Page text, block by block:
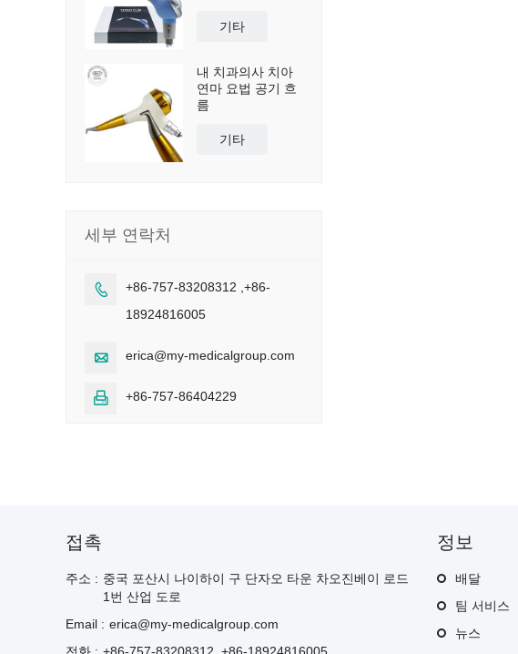
기타
내 치과의사 치아
연마 요법 공기 흐
름
기타
세부 연락처

+86-757-83208312 ,+86-
18924816005
 erica@my-medicalgroup.com
 +86-757-86404229
접촉
주소 : 중국 포산시 나이하이 구 단자오 타운 차오진베이 로드
1번 산업 도로
Email : erica@my-medicalgroup.com
정보
배달
팀 서비스
뉴스